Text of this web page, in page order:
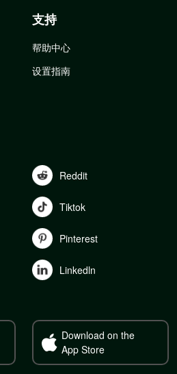
支持
帮助中心
设置指南
Reddit
Tiktok
Pinterest
Linkedln
Download on the
App Store